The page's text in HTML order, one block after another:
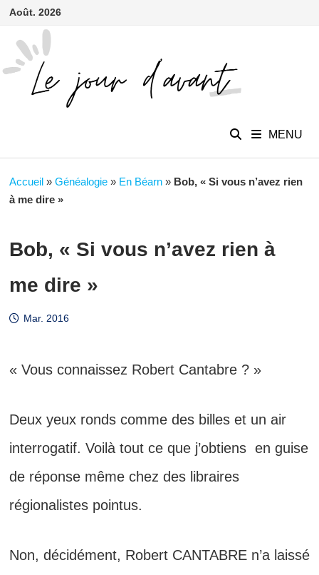
Passer
contenu
Août. 2026
MENU
Accueil» Généalogie» En Béarn» Bob, « Si vous n’avez rien
à me dire »
Bob, « Si vous n’avez rien à
me dire »
Mar. 2016
« Vous connaissez Robert Cantabre ? »
Deux yeux ronds comme des billes et un air
interrogatif. Voilà tout ce que j’obtiens en guise
de réponse même chez des libraires
régionalistes pointus.
Non, décidément, Robert CANTABRE n’a laissé